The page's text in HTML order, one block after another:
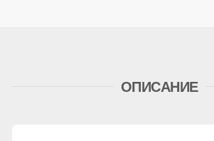
принудительное
ОПИСАНИЕ